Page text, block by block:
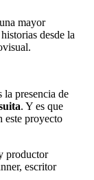
mayor
desde la
la presencia de
. Y es que
este proyecto
productor
escritor